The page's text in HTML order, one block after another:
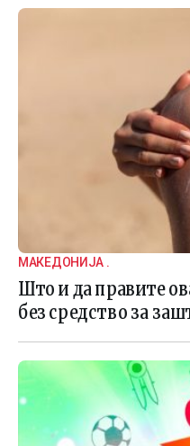
МАКЕДОНИЈА .
Што и да правите
без средство за